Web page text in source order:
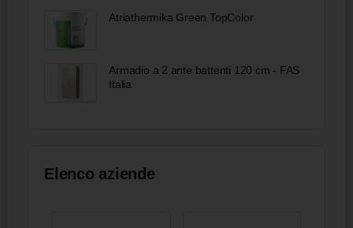
Atriathermika Green TopColor
Armadio a 2 ante battenti 120 cm - FAS
Italia
Elenco aziende